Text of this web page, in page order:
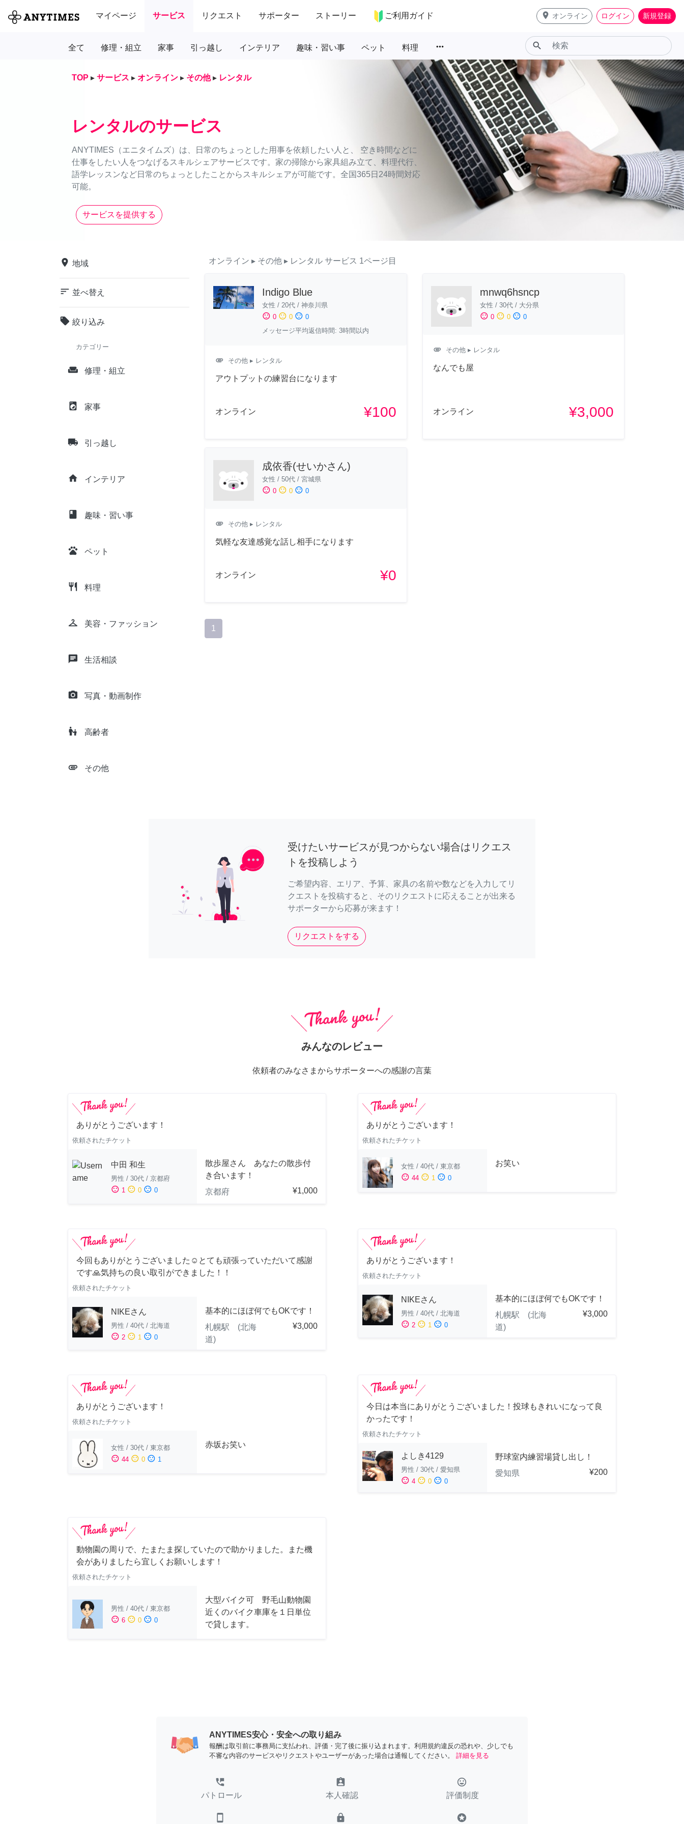
マイページ サービス リクエスト サポーター ストーリー ご利用ガイド place オンライン ログイン 新規登録
全て 修理・組立 家事 引っ越し インテリア 趣味・習い事 ペット 料理 more_horiz search
TOP ▸ サービス ▸ オンライン ▸ その他 ▸ レンタル
レンタルのサービス
ANYTIMES（エニタイムズ）は、日常のちょっとした用事を依頼したい人と、 空き時間などに
仕事をしたい人をつなげるスキルシェアサービスです。家の掃除から家具組み立て、料理代行、
語学レッスンなど日常のちょっとしたことからスキルシェアが可能です。全国365日24時間対応
可能。
サービスを提供する
place 地域
sort 並べ替え
local_offer 絞り込み
カテゴリー
weekend 修理・組立
local_laundry_service 家事
local_shipping 引っ越し
home インテリア
class 趣味・習い事
pets ペット
restaurant 料理
checkroom 美容・ファッション
chat 生活相談
camera_alt 写真・動画制作
escalator_warning 高齢者
attachment その他
オンライン ▸ その他 ▸ レンタル サービス 1ページ目
Indigo Blue
女性 / 20代 / 神奈川県
sentiment_satisfied 0 sentiment_neutral 0 sentiment_dissatisfied 0
メッセージ平均返信時間: 3時間以内
attachment その他 ▸ レンタル
アウトプットの練習台になります
オンライン ¥100
mnwq6hsncp
女性 / 30代/ 大分県
sentiment_satisfied 0 sentiment_neutral 0 sentiment_dissatisfied 0
attachment その他▸ レンタル
なんでも屋
オンライン ¥3,000
成依香(せいかさん)
女性 / 50代 / 宮城県
sentiment_satisfied 0 sentiment_neutral 0 sentiment_dissatisfied 0
attachment その他 ▸ レンタル
気軽な友達感覚な話し相手になります
オンライン ¥0
1
受けたいサービスが見つからない場合はリクエス
トを投稿しよう
ご希望内容、エリア、予算、家具の名前や数などを入力してリ
クエストを投稿すると、そのリクエストに応えることが出来る
サポーターから応募が来ます！
リクエストをする
みんなのレビュー
依頼者のみなさまからサポーターへの感謝の言葉
ありがとうございます！
依頼されたチケット
中田 和生
男性 / 30代 / 京都府
sentiment_satisfied 1 sentiment_neutral 0 sentiment_dissatisfied 0
散歩屋さん あなたの散歩付
き合います！
京都府
¥1,000
ありがとうございます！
依頼されたチケット
女性 / 40代 / 東京都
sentiment_satisfied 44 sentiment_neutral 1 sentiment_dissatisfied 0
お笑い
今回もありがとうございました☺️とても頑張っていただいて感謝
です🙏気持ちの良い取引ができました！！
依頼されたチケット
NIKEさん
男性 / 40代 / 北海道
sentiment_satisfied 2 sentiment_neutral 1 sentiment_dissatisfied 0
基本的にほぼ何でもOKです！
札幌駅 (北海
道)
¥3,000
ありがとうございます！
依頼されたチケット
NIKEさん
男性 / 40代 / 北海道
sentiment_satisfied 2 sentiment_neutral 1 sentiment_dissatisfied 0
基本的にほぼ何でもOKです！
札幌駅 (北海
道)
¥3,000
ありがとうございます！
依頼されたチケット
女性 / 30代 / 東京都
sentiment_satisfied 44 sentiment_neutral 0 sentiment_dissatisfied 1
赤坂お笑い
今日は本当にありがとうございました！投球もきれいになって良
かったです！
依頼されたチケット
よしき4129
男性 / 30代 / 愛知県
sentiment_satisfied 4 sentiment_neutral 0 sentiment_dissatisfied 0
野球室内練習場貸し出し！
愛知県
¥200
動物園の周りで、たまたま探していたので助かりました。また機
会がありましたら宜しくお願いします！
依頼されたチケット
男性 / 40代 / 東京都
sentiment_satisfied 6 sentiment_neutral 0 sentiment_dissatisfied 0
大型バイク可 野毛山動物園
近くのバイク車庫を１日単位
で貸します。
ANYTIMES安心・安全への取り組み
報酬は取引前に事務局に支払われ、評価・完了後に振り込まれます。利用規約違反の恐れや、少しでも
不審な内容のサービスやリクエストやユーザーがあった場合は通報してください。
詳細を見る
perm_phone_msg
パトロール
assignment_ind
本人確認
tag_faces
評価制度
smartphone lock stars